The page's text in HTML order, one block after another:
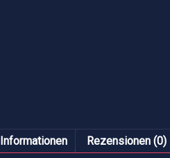
Rezensionen (0)